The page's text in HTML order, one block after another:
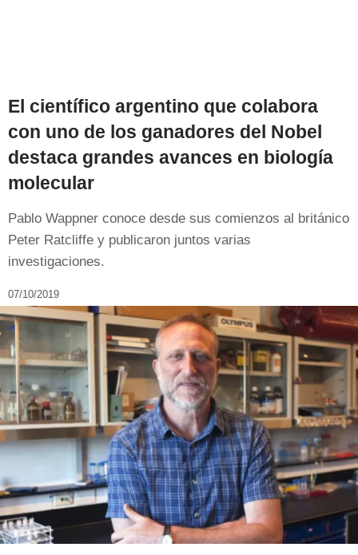
El científico argentino que colabora
con uno de los ganadores del Nobel
destaca grandes avances en biología
molecular
Pablo Wappner conoce desde sus comienzos al británico
Peter Ratcliffe y publicaron juntos varias
investigaciones.
07/10/2019